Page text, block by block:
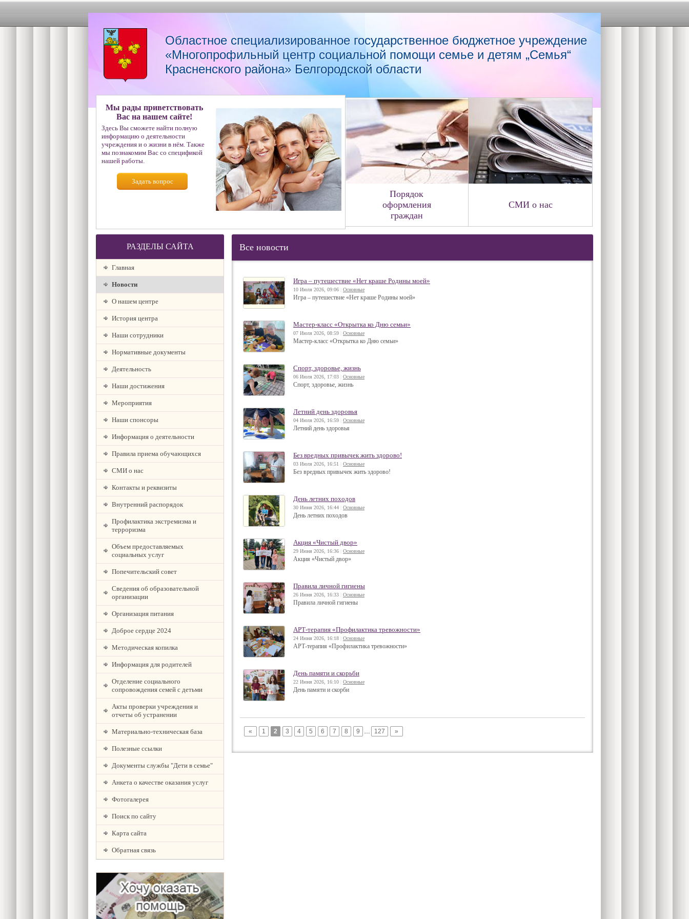
Областное специализированное государственное бюджетное учреждение
«Многопрофильный центр социальной помощи семье и детям „Семья“
Красненского района» Белгородской области
Мы рады приветствовать
Вас на нашем сайте!
Здесь Вы сможете найти полную
информацию о деятельности
учреждения и о жизни в нём. Также
мы познакомим Вас со спецификой
нашей работы.
Задать вопрос
Порядок
оформления
граждан
СМИ о нас
РАЗДЕЛЫ САЙТА
Главная
Новости
О нашем центре
История центра
Наши сотрудники
Нормативные документы
Деятельность
Наши достижения
Мероприятия
Наши спонсоры
Информация о деятельности
Правила приема обучающихся
СМИ о нас
Контакты и реквизиты
Внутренний распорядок
Профилактика экстремизма и
терроризма
Объем предоставляемых
социальных услуг
Попечительский совет
Сведения об образовательной
организации
Организация питания
Доброе сердце 2024
Методическая копилка
Информация для родителей
Отделение социального
сопровождения семей с детьми
Акты проверки учреждения и
отчеты об устранении
Материально-техническая база
Полезные ссылки
Документы службы "Дети в семье"
Анкета о качестве оказания услуг
Фотогалерея
Поиск по сайту
Карта сайта
Обратная связь
Все новости
Игра – путешествие «Нет краше Родины моей»
10 Июля 2026, 09:06 Основные
Игра – путешествие «Нет краше Родины моей»
Мастер‑класс «Открытка ко Дню семьи»
07 Июля 2026, 08:59 Основные
Мастер‑класс «Открытка ко Дню семьи»
Спорт, здоровье, жизнь
06 Июля 2026, 17:03 Основные
Спорт, здоровье, жизнь
Летний день здоровья
04 Июля 2026, 16:59 Основные
Летний день здоровья
Без вредных привычек жить здорово!
03 Июля 2026, 16:51 Основные
Без вредных привычек жить здорово!
День летних походов
30 Июня 2026, 16:44 Основные
День летних походов
Акция «Чистый двор»
29 Июня 2026, 16:36 Основные
Акция «Чистый двор»
Правила личной гигиены
26 Июня 2026, 16:33 Основные
Правила личной гигиены
АРТ-терапия «Профилактика тревожности»
24 Июня 2026, 16:18 Основные
АРТ-терапия «Профилактика тревожности»
День памяти и скорьби
22 Июня 2026, 16:10 Основные
День памяти и скорби
« 1 2 3 4 5 6 7 8 9 … 127 »